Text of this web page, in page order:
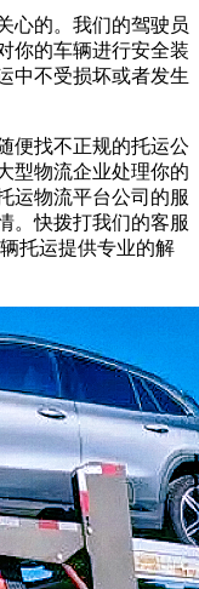
心的。我们的驾驶员
你的车辆进行安全装
中不受损坏或者发生
便找不正规的托运公
型物流企业处理你的
运物流平台公司的服
。快拨打我们的客服
托运提供专业的解